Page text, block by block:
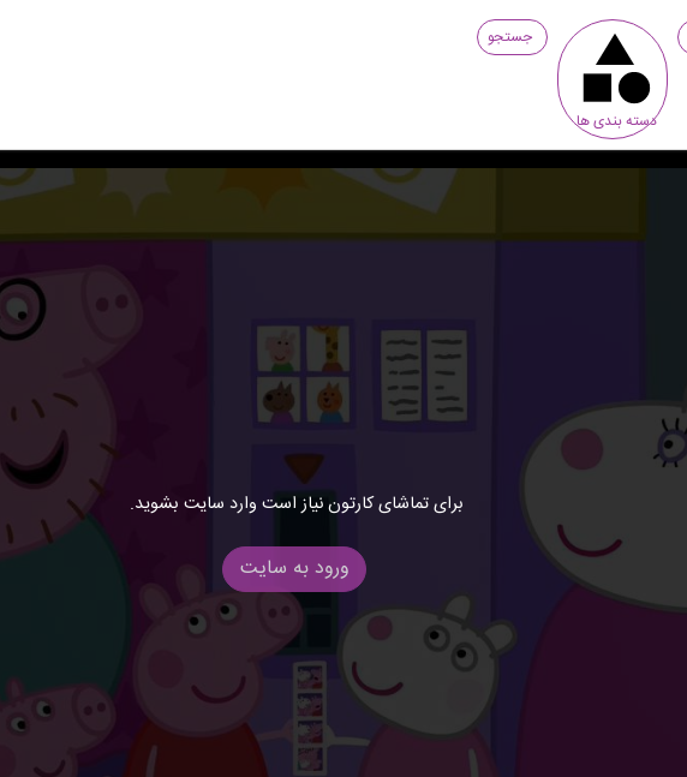
دسته بندی ها
جستجو
برای تماشای کارتون نیاز است وارد سایت بشوید.
ورود به سایت